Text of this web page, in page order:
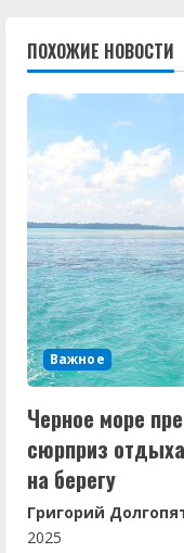
ж
и
т
ч
т
е
н
и
е
ПОХОЖИЕ НОВОСТИ
Важное
Черное море
сюрприз
на берегу
Григорий
2025